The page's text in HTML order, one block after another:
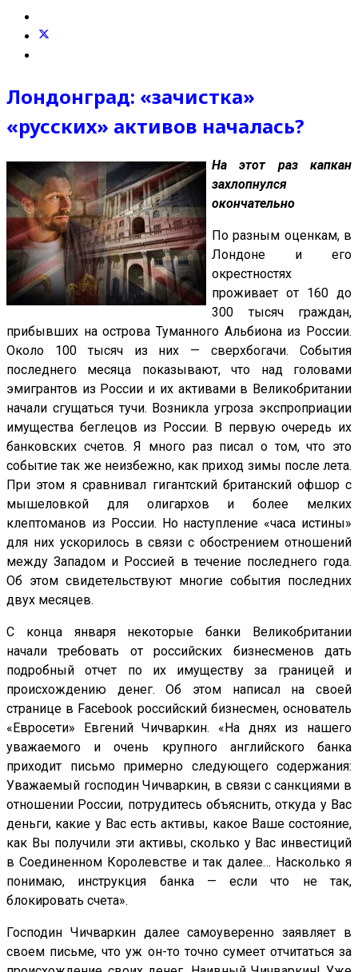
Лондонград: «зачистка»
«русских» активов началась?
На этот раз капкан
захлопнулся
окончательно
По разным оценкам, в
Лондоне и его
окрестностях
проживает от 160 до
300 тысяч граждан,
прибывших на острова Туманного Альбиона из России.
Около 100 тысяч из них — сверхбогачи. События
последнего месяца показывают, что над головами
эмигрантов из России и их активами в Великобритании
начали сгущаться тучи. Возникла угроза экспроприации
имущества беглецов из России. В первую очередь их
банковских счетов. Я много раз писал о том, что это
событие так же неизбежно, как приход зимы после лета.
При этом я сравнивал гигантский британский офшор с
мышеловкой для олигархов и более мелких
клептоманов из России. Но наступление «часа истины»
для них ускорилось в связи с обострением отношений
между Западом и Россией в течение последнего года.
Об этом свидетельствуют многие события последних
двух месяцев.
С конца января некоторые банки Великобритании
начали требовать от российских бизнесменов дать
подробный отчет по их имуществу за границей и
происхождению денег. Об этом написал на своей
странице в Facebook российский бизнесмен, основатель
«Евросети» Евгений Чичваркин. «На днях из нашего
уважаемого и очень крупного английского банка
приходит письмо примерно следующего содержания:
Уважаемый господин Чичваркин, в связи с санкциями в
отношении России, потрудитесь объяснить, откуда у Вас
деньги, какие у Вас есть активы, какое Ваше состояние,
как Вы получили эти активы, сколько у Вас инвестиций
в Соединенном Королевстве и так далее… Насколько я
понимаю, инструкция банка — если что не так,
блокировать счета».
Господин Чичваркин далее самоуверенно заявляет в
своем письме, что уж он-то точно сумеет отчитаться за